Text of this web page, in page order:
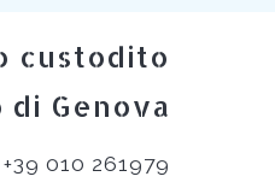
custodito
Genova
+39 010 261979